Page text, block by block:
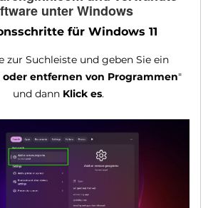
unter Windows
für Windows 11
zur Suchleiste und geben Sie ein
entfernen von Programmen"
und dann Klick es.